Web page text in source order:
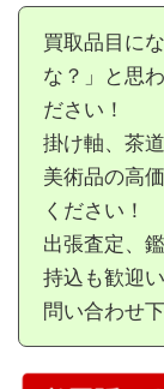
買取品目に
な？」と思
ださい！
掛け軸、茶
美術品の高
ください！
出張査定、
持込も歓迎
問い合わせ